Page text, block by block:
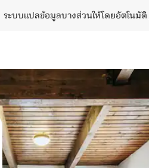
ระบบแปลข้อมูลบางส่วนให้โดยอัตโนมัติ